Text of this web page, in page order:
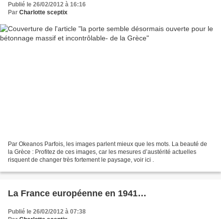
Publié le 26/02/2012 à 16:16
Par Charlotte sceptix
Par Okeanos Parfois, les images parlent mieux que les mots. La beauté de
la Grèce : Profitez de ces images, car les mesures d’austérité actuelles
risquent de changer très fortement le paysage, voir ici .
La France européenne en 1941…
Publié le 26/02/2012 à 07:38